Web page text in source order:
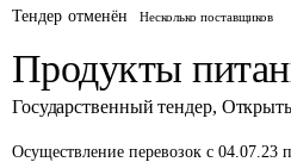
Тендер отменён Несколько поставщиков
Продукты
Государственный тендер,
Осуществление перевозок с 04.07.23